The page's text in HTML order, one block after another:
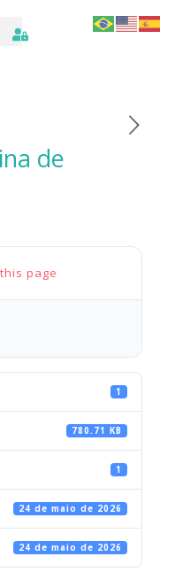
de
page
1
780.71 KB
1
24 de maio de 2026
24 de maio de 2026